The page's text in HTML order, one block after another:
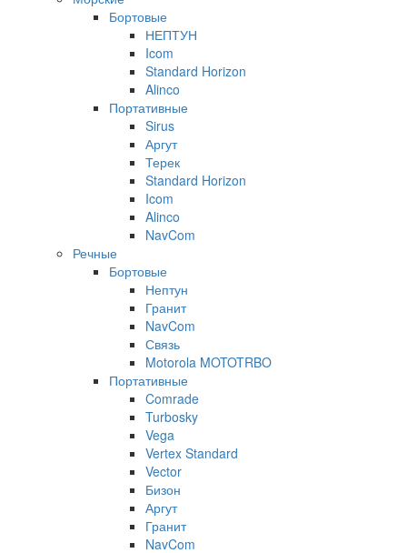
Бортовые
НЕПТУН
Icom
Standard Horizon
Alinco
Портативные
Sirus
Аргут
Терек
Standard Horizon
Icom
Alinco
NavCom
Речные
Бортовые
Нептун
Гранит
NavCom
Связь
Motorola MOTOTRBO
Портативные
Comrade
Turbosky
Vega
Vertex Standard
Vector
Бизон
Аргут
Гранит
NavCom